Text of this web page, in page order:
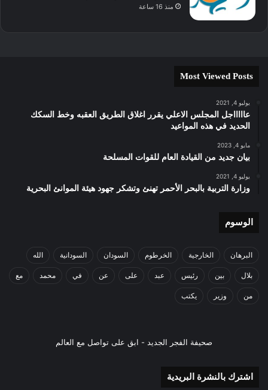
منذ 16 ساعة
Most Viewed Posts
يوليو 4, 2021
عاااااجل المجلس الاعلي يقرر اغلاق الطريق العقبه وخط السكك
الحديد في هذه المواعيد
مايو 4, 2023
بيان جديد من القيادة العام للقوات المسلحة
يوليو 4, 2021
وزارة التربية بالبحر الأحمر تهنئ وتشكر جهود هيئة الموانئ البحرية
الوسوم
البرهان الخارجية الخرطوم السودان السودانية الله
بلال بين رئيس عبد على عن في محمد مع
من وزير يكتب
صحيفة الفجر الجديد - ابق على تواصل مع العالم
اشترك بالنشرة البريدية